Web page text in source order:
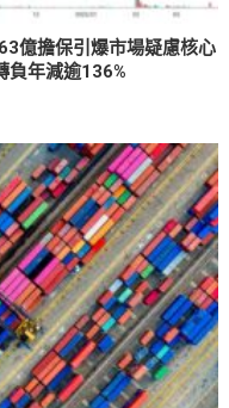
億擔保引爆市場疑慮核心
年減逾136%